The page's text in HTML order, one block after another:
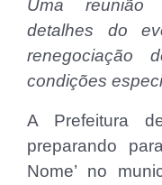
Uma reunião
detalhes do
renegociação
condições
A Prefeitura
preparando
Nome’ no